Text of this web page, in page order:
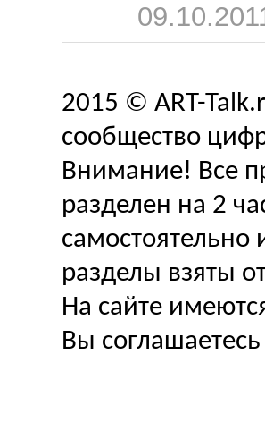
2015 © ART-
сообщество
Внимание! Все
разделен на 2
самостоятельно
разделы взяты
На сайте
Вы